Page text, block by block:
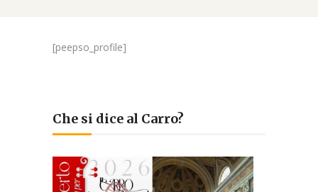
[peepso_profile]
Che si dice al Carro?